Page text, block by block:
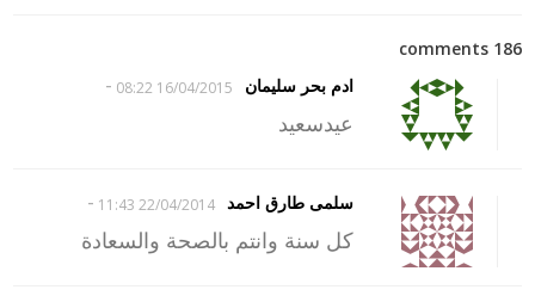
186 comments
ادم بحر سليمان
16/04/2015 08:22
-
عيدسعيد
سلمى طارق احمد 22/04/2014 11:43
-
كل سنة وانتم بالصحة والسعادة